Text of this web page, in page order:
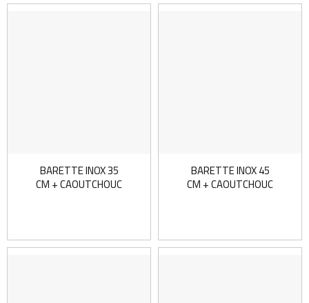
BARETTE INOX 35
CM + CAOUTCHOUC
BARETTE INOX 45
CM + CAOUTCHOUC